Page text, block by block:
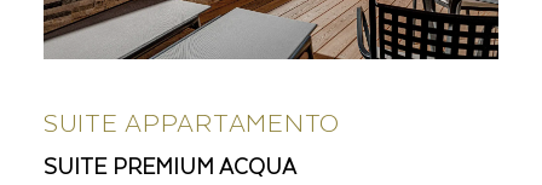
SUITE APPARTAMENTO
SUITE PREMIUM ACQUA